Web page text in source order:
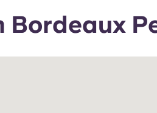
Bordeaux